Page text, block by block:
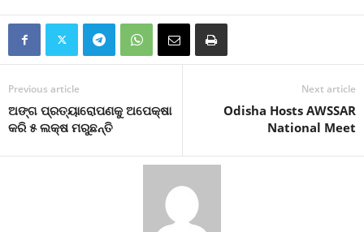
Previous article
ଅଙ୍ଗ ପ୍ରତ୍ୟାରୋପଣକୁ ଅପେକ୍ଷା
କରି ୫ ଲକ୍ଷ ମରୁଛନ୍ତି
Next article
Odisha Hosts AWSSAR
National Meet